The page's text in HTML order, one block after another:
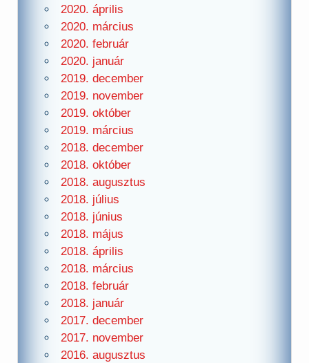
2020. április
2020. március
2020. február
2020. január
2019. december
2019. november
2019. október
2019. március
2018. december
2018. október
2018. augusztus
2018. július
2018. június
2018. május
2018. április
2018. március
2018. február
2018. január
2017. december
2017. november
2016. augusztus